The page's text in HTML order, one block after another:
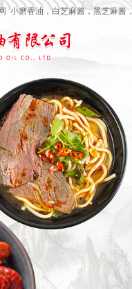
小磨香油，白芝麻酱，黑芝麻酱